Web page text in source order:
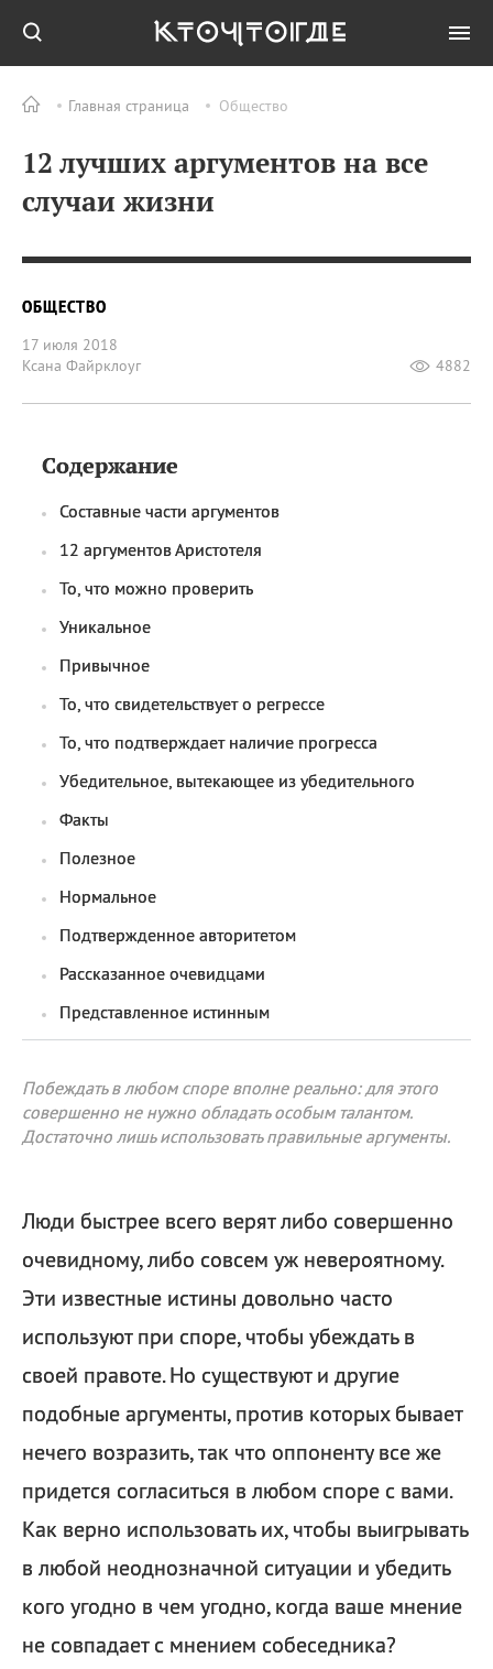
Главная страница Общество
12 лучших аргументов на все
случаи жизни
ОБЩЕСТВО
17 июля 2018
Ксана Файрклоуг
4882
Содержание
Составные части аргументов
12 аргументов Аристотеля
То, что можно проверить
Уникальное
Привычное
То, что свидетельствует о регрессе
То, что подтверждает наличие прогресса
Убедительное, вытекающее из убедительного
Факты
Полезное
Нормальное
Подтвержденное авторитетом
Рассказанное очевидцами
Представленное истинным
Побеждать в любом споре вполне реально: для этого
совершенно не нужно обладать особым талантом.
Достаточно лишь использовать правильные аргументы.
Люди быстрее всего верят либо совершенно
очевидному, либо совсем уж невероятному.
Эти известные истины довольно часто
используют при споре, чтобы убеждать в
своей правоте. Но существуют и другие
подобные аргументы, против которых бывает
нечего возразить, так что оппоненту все же
придется согласиться в любом споре с вами.
Как верно использовать их, чтобы выигрывать
в любой неоднозначной ситуации и убедить
кого угодно в чем угодно, когда ваше мнение
не совпадает с мнением собеседника?